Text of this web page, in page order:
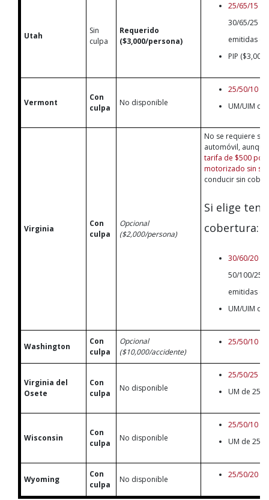
Utah
Sin
culpa
Requerido
($3,000/persona)
25/65/15
30/65/25
emitidas en
PIP
Vermont
Con
culpa
No disponible
25/50/10
UM/UIM de
Virginia
Con
culpa
Opcional
($2,000/persona)
No se requiere
automóvil,
tarifa de $500 por
motorizado sin
conducir sin
Si elige
cobertura:
30/60/20
50/100/25
emitidas en
UM/UIM de
Washington
Con
culpa
Opcional
($10,000/accidente)
25/50/10
Virginia del
Osete
Con
culpa
No disponible
25/50/25
UM de 25/
Wisconsin
Con
culpa
No disponible
25/50/10
UM de 25/
Wyoming
Con
culpa
No disponible 25/50/20